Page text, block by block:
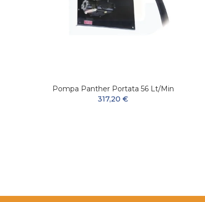
Pompa Panther Portata 56 Lt/min
317,20 €